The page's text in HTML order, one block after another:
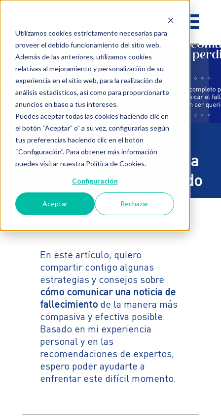
Utilizamos cookies estrictamente necesarias para
proveer el debido funcionamiento del sitio web.
Además de las anteriores, utilizamos cookies
relativas al mejoramiento y personalización de su
experiencia en el sitio web, para la realización de
análisis estadísticos, así como para proporcionarte
anuncios en base a tus intereses.
Puedes aceptar todas las cookies haciendo clic en
el botón “Aceptar” o” a su vez, configurarlas según
tus preferencias haciendo clic en el botón
“Configuración”. Para obtener más información
puedes visitar nuestra Política de Cookies.
Configuración
Aceptar Rechazar
COMUNICAR UNA
PERDIDA│Guia completa
para anunciar un fallecido
© Armony Servicios Exequiales
En este artículo, quiero
compartir contigo algunas
estrategias y consejos sobre
cómo comunicar una noticia de
fallecimientode la manera más
compasiva y efectiva posible.
Basado en mi experiencia
personal y en las
recomendaciones de expertos,
espero poder ayudarte a
enfrentar este difícil momento.